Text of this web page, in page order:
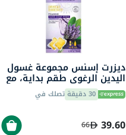
ديزرت إسنس مجموعة غسول
اليدين الرغوي طقم بداية، مع
زيت شجرة الشاي واللافندر 36
مل 30 دقيقة تصلك في
39.60
66